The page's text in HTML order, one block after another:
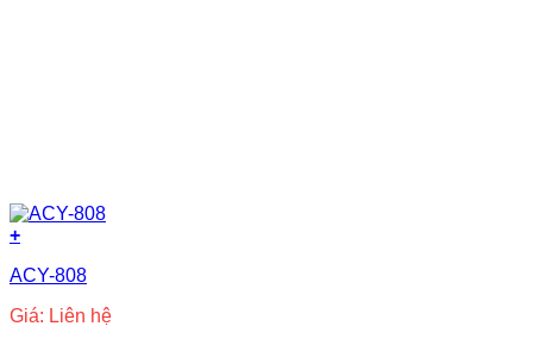
+
ACY-808
Giá: Liên hệ